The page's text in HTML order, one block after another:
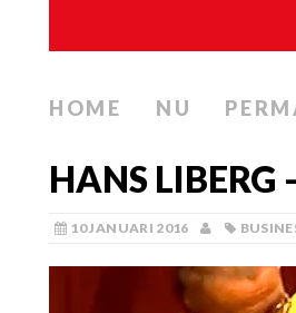
HOME NU
HANS LIBERG
10 JANUARI 2016